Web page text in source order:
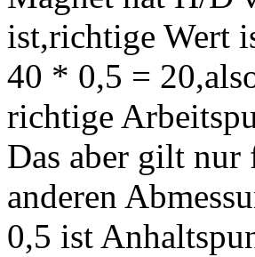
ist,richtige Wert
40 * 0,5 =
richtige
Das aber gilt nur
anderen
0,5 ist